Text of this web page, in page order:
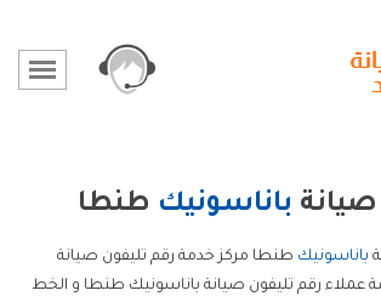
باناسونيك طنطا
باناسونيك طنطا مركز خدمة رقم تليفون صيانة
عملاء رقم تليفون صيانة باناسونيك طنطا و الخط